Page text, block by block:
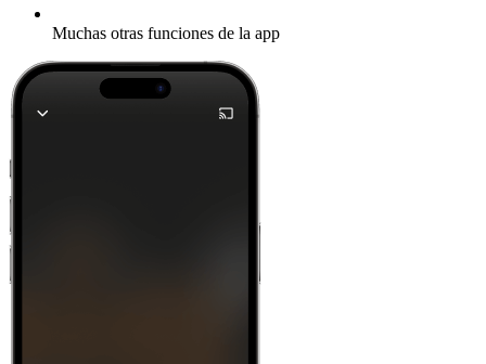
Muchas otras funciones de la app